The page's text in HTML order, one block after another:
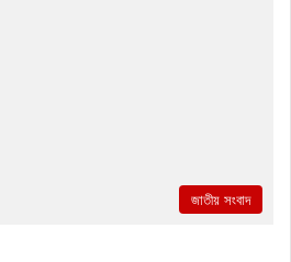
জাতীয় সংবাদ